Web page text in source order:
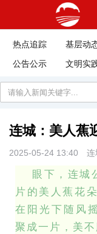
热点追踪 基层动
公告公示
文明实
连城：美人蕉
2025-05-24 13:40 连
眼下，连城
片的美人蕉花
在阳光下随风
聚成一片，美不